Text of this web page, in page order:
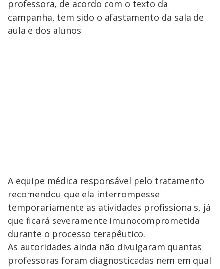
professora, de acordo com o texto da
campanha, tem sido o afastamento da sala de
aula e dos alunos.
A equipe médica responsável pelo tratamento
recomendou que ela interrompesse
temporariamente as atividades profissionais, já
que ficará severamente imunocomprometida
durante o processo terapêutico.
As autoridades ainda não divulgaram quantas
professoras foram diagnosticadas nem em qual